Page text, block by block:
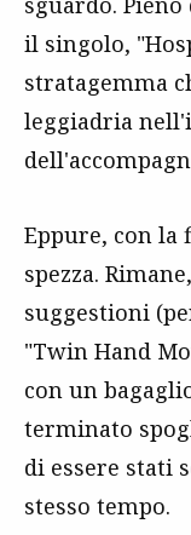
il singolo,
stratagemma
leggiadria
Eppure, con la
spezza.
suggestioni
"Twin Hand
con un
terminato
di essere stati
stesso tempo.